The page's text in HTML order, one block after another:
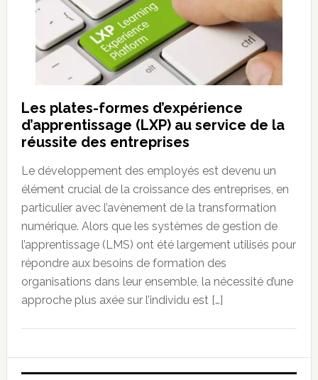
Les plates-formes d’expérience
d’apprentissage (LXP) au service de la
réussite des entreprises
Le développement des employés est devenu un
élément crucial de la croissance des entreprises, en
particulier avec l’avènement de la transformation
numérique. Alors que les systèmes de gestion de
l’apprentissage (LMS) ont été largement utilisés pour
répondre aux besoins de formation des
organisations dans leur ensemble, la nécessité d’une
approche plus axée sur l’individu est […]